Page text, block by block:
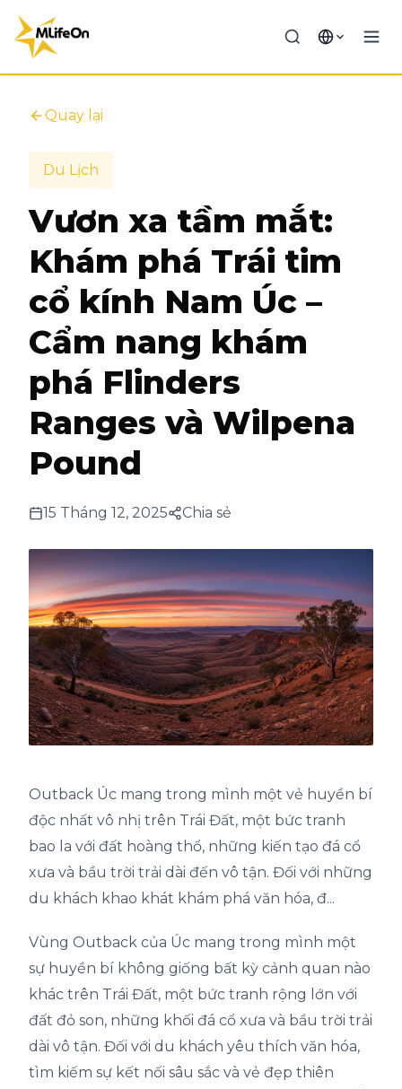
Quay lại
Du Lịch
Vươn xa tầm mắt:
Khám phá Trái tim
cổ kính Nam Úc –
Cẩm nang khám
phá Flinders
Ranges và Wilpena
Pound
15 Tháng 12, 2025 Chia sẻ
Outback Úc mang trong mình một vẻ huyền bí
độc nhất vô nhị trên Trái Đất, một bức tranh
bao la với đất hoàng thổ, những kiến tạo đá cổ
xưa và bầu trời trải dài đến vô tận. Đối với những
du khách khao khát khám phá văn hóa, đ...
Vùng Outback của Úc mang trong mình một
sự huyền bí không giống bất kỳ cảnh quan nào
khác trên Trái Đất, một bức tranh rộng lớn với
đất đỏ son, những khối đá cổ xưa và bầu trời trải
dài vô tận. Đối với du khách yêu thích văn hóa,
tìm kiếm sự kết nối sâu sắc và vẻ đẹp thiên